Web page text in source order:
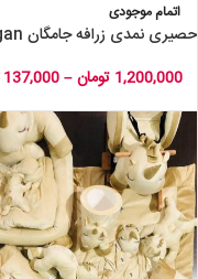
اتمام موجودی
حصیری نمدی زرافه جامگان jamegan
1,200,000 تومان–
137,000